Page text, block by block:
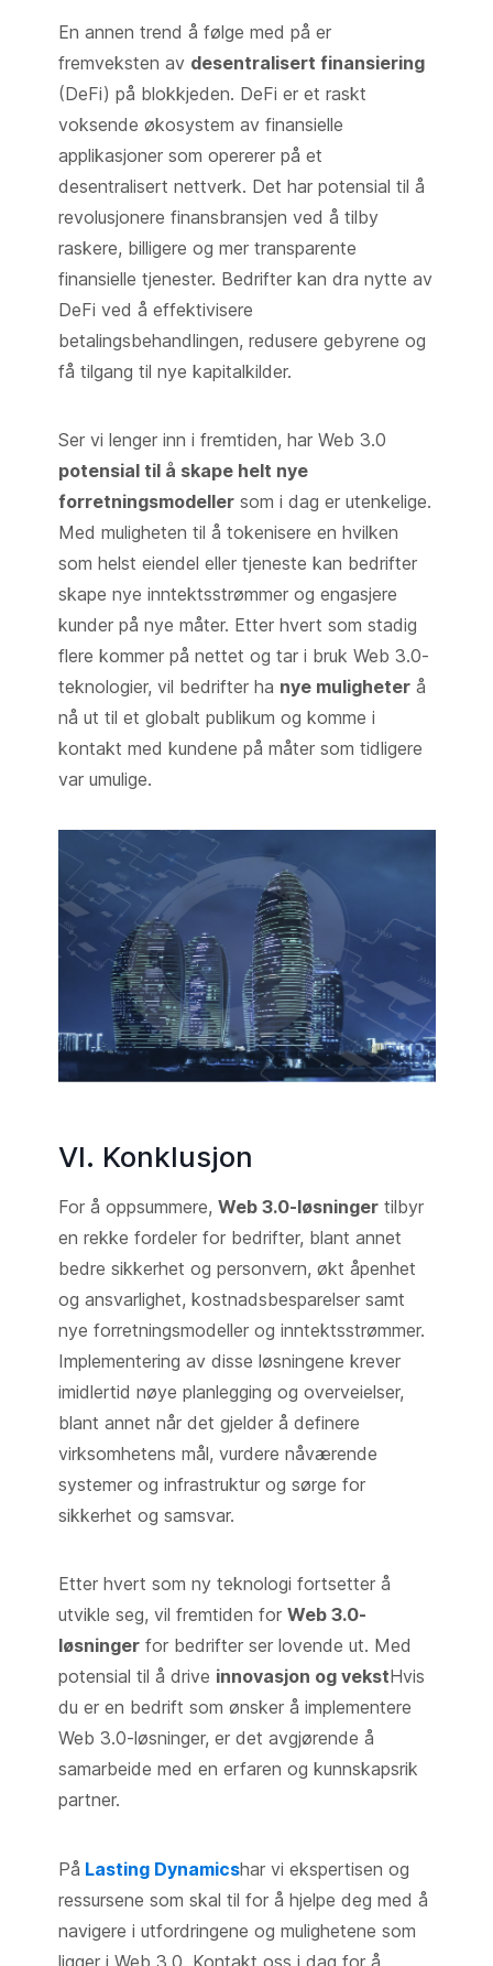
En annen trend å følge med på er
fremveksten av desentralisert finansiering
(DeFi) på blokkjeden. DeFi er et raskt
voksende økosystem av finansielle
applikasjoner som opererer på et
desentralisert nettverk. Det har potensial til å
revolusjonere finansbransjen ved å tilby
raskere, billigere og mer transparente
finansielle tjenester. Bedrifter kan dra nytte av
DeFi ved å effektivisere
betalingsbehandlingen, redusere gebyrene og
få tilgang til nye kapitalkilder.
Ser vi lenger inn i fremtiden, har Web 3.0
potensial til å skape helt nye
forretningsmodellersom i dag er utenkelige.
Med muligheten til å tokenisere en hvilken
som helst eiendel eller tjeneste kan bedrifter
skape nye inntektsstrømmer og engasjere
kunder på nye måter. Etter hvert som stadig
flere kommer på nettet og tar i bruk Web 3.0-
teknologier, vil bedrifter ha nye muligheterå
nå ut til et globalt publikum og komme i
kontakt med kundene på måter som tidligere
var umulige.
VI. Konklusjon
For å oppsummere, Web 3.0-løsningertilbyr
en rekke fordeler for bedrifter, blant annet
bedre sikkerhet og personvern, økt åpenhet
og ansvarlighet, kostnadsbesparelser samt
nye forretningsmodeller og inntektsstrømmer.
Implementering av disse løsningene krever
imidlertid nøye planlegging og overveielser,
blant annet når det gjelder å definere
virksomhetens mål, vurdere nåværende
systemer og infrastruktur og sørge for
sikkerhet og samsvar.
Etter hvert som ny teknologi fortsetter å
utvikle seg, vil fremtiden for Web 3.0-
løsningerfor bedrifter ser lovende ut. Med
potensial til å drive innovasjon og vekstHvis
du er en bedrift som ønsker å implementere
Web 3.0-løsninger, er det avgjørende å
samarbeide med en erfaren og kunnskapsrik
partner.
På Lasting Dynamicshar vi ekspertisen og
ressursene som skal til for å hjelpe deg med å
navigere i utfordringene og mulighetene som
ligger i Web 3.0. Kontakt oss i dag for å